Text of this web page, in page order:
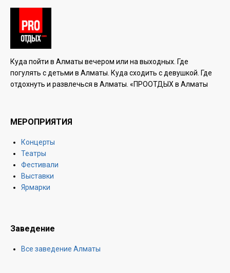
Куда пойти в Алматы вечером или на выходных. Где
погулять с детьми в Алматы. Куда сходить с девушкой. Где
отдохнуть и развлечься в Алматы. «ПРООТДЫХ в Алматы
МЕРОПРИЯТИЯ
Концерты
Театры
Фестивали
Выставки
Ярмарки
Заведение
Все заведение Алматы